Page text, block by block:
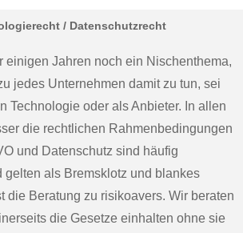
/ Datenschutzrecht
einigen Jahren noch ein Nischenthema,
jedes Unternehmen damit zu tun, sei
Technologie oder als Anbieter. In allen
die rechtlichen Rahmenbedingungen
und Datenschutz sind häufig
gelten als Bremsklotz und blankes
die Beratung zu risikoavers. Wir beraten
die Gesetze einhalten ohne sie